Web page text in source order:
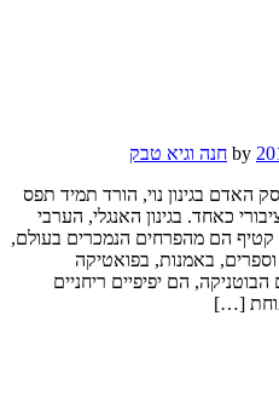
חנה וגיא טבק
האדם בגינון נוי, הורד תמיד תפס
כאחד. בגינון האנגלי, הערבי
קטיף הם מהפרחים הנמכרים בעולם,
וספרים, באמנות, בפואטיקה
הם יפיפיים ריחניים
[…]